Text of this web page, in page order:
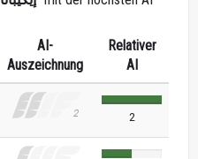
AI-
Auszeichnung
Relativer
AI
2